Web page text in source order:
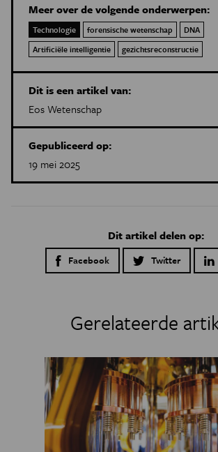
Meer over de volgende onderwerpen:
Technologie forensische wetenschap
DNA
Artificiële intelligentie
gezichtsreconstructie
Dit is een artikel van:
Eos Wetenschap
Gepubliceerd op:
19 mei 2025
Dit artikel delen op:
Facebook Twitter
Gerelateerde